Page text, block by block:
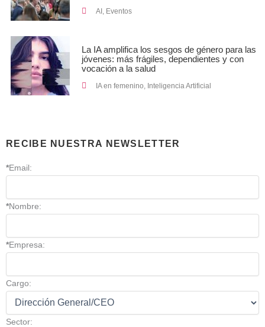
AI , Eventos
La IA amplifica los sesgos de género para las
jóvenes: más frágiles, dependientes y con
vocación a la salud
IA en femenino Inteligencia Artificial
RECIBE NUESTRA NEWSLETTER
*Email:
*Nombre:
*Empresa:
Cargo:
Sector: